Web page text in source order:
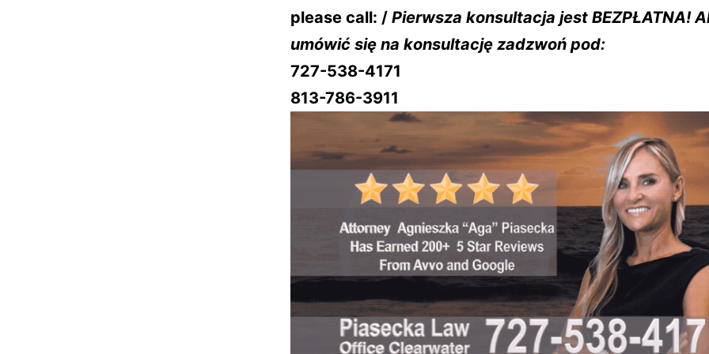
please call: / Pierwsza konsultacja jest BEZPŁATNA!
umówić się na konsultację zadzwoń pod:
727-538-4171
813-786-3911